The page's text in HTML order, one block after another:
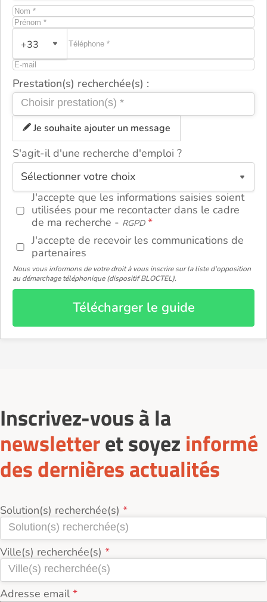
+33
Prestation(s) recherchée(s) :
Je souhaite ajouter un message
S'agit-il d'une recherche d'emploi ?
J'accepte que les informations saisies soient
utilisées pour me recontacter dans le cadre
de ma recherche - RGPD
J'accepte de recevoir les communications de
partenaires
Nous vous informons de votre droit à vous inscrire sur la liste d'opposition
au démarchage téléphonique (dispositif BLOCTEL).
Télécharger le guide
ou
Inscrivez-vous à la
newsletteret soyez informé
des dernières actualités
Solution(s) recherchée(s)
Ville(s) recherchée(s)
Adresse email